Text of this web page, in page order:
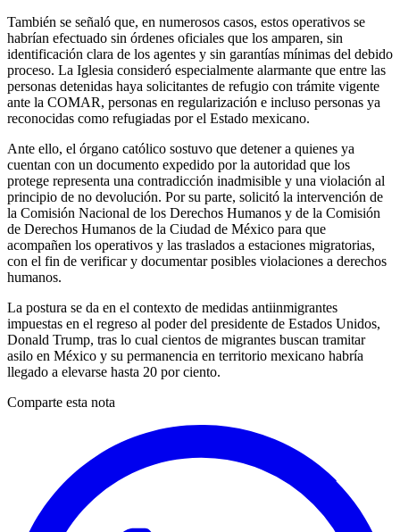
También se señaló que, en numerosos casos, estos operativos se
habrían efectuado sin órdenes oficiales que los amparen, sin
identificación clara de los agentes y sin garantías mínimas del debido
proceso. La Iglesia consideró especialmente alarmante que entre las
personas detenidas haya solicitantes de refugio con trámite vigente
ante la COMAR, personas en regularización e incluso personas ya
reconocidas como refugiadas por el Estado mexicano.
Ante ello, el órgano católico sostuvo que detener a quienes ya
cuentan con un documento expedido por la autoridad que los
protege representa una contradicción inadmisible y una violación al
principio de no devolución. Por su parte, solicitó la intervención de
la Comisión Nacional de los Derechos Humanos y de la Comisión
de Derechos Humanos de la Ciudad de México para que
acompañen los operativos y las traslados a estaciones migratorias,
con el fin de verificar y documentar posibles violaciones a derechos
humanos.
La postura se da en el contexto de medidas antiinmigrantes
impuestas en el regreso al poder del presidente de Estados Unidos,
Donald Trump, tras lo cual cientos de migrantes buscan tramitar
asilo en México y su permanencia en territorio mexicano habría
llegado a elevarse hasta 20 por ciento.
Comparte esta nota